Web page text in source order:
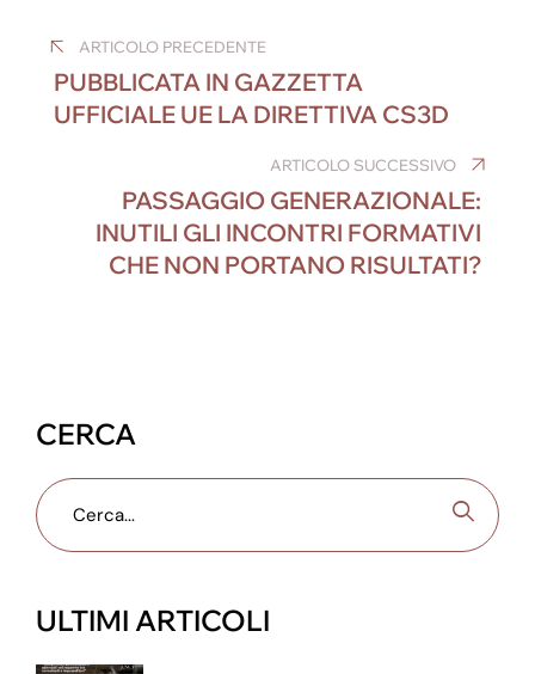
c
e
b
k
ailk
e
dI
e
n
er
e
st a A
p
articoli
ARTICOLO PRECEDENTE
PUBBLICATA IN GAZZETTA
UFFICIALE UE LA DIRETTIVA CS3D
ARTICOLO SUCCESSIVO
PASSAGGIO GENERAZIONALE:
INUTILI GLI INCONTRI FORMATIVI
CHE NON PORTANO RISULTATI?
CERCA
ULTIMI ARTICOLI